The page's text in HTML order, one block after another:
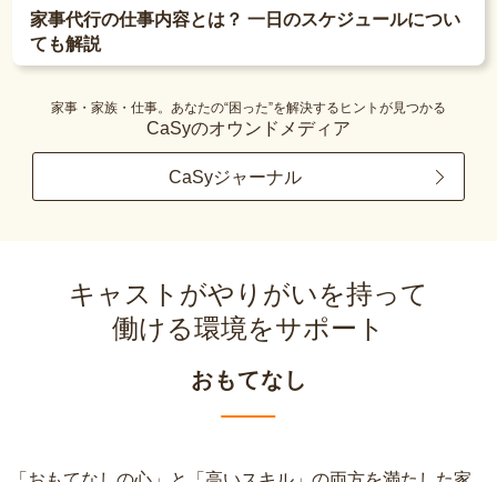
家事代行の仕事内容とは？ 一日のスケジュールについ
ても解説
家事・家族・仕事。あなたの“困った”を解決するヒントが見つかる
CaSyのオウンドメディア
CaSyジャーナル
キャストがやりがいを持って
働ける環境をサポート
おもてなし